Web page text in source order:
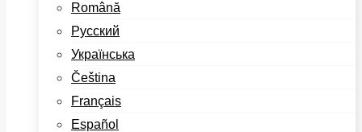
Română
Русский
Українська
Čeština
Français
Español